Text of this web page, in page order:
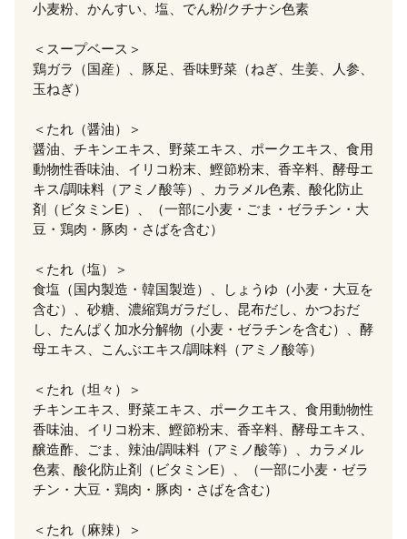
小麦粉、かんすい、塩、でん粉/クチナシ色素
＜スープベース＞
鶏ガラ（国産）、豚足、香味野菜（ねぎ、生姜、人参、
玉ねぎ）
＜たれ（醤油）＞
醤油、チキンエキス、野菜エキス、ポークエキス、食用
動物性香味油、イリコ粉末、鰹節粉末、香辛料、酵母エ
キス/調味料（アミノ酸等）、カラメル色素、酸化防止
剤（ビタミンE）、（一部に小麦・ごま・ゼラチン・大
豆・鶏肉・豚肉・さばを含む）
＜たれ（塩）＞
食塩（国内製造・韓国製造）、しょうゆ（小麦・大豆を
含む）、砂糖、濃縮鶏ガラだし、昆布だし、かつおだ
し、たんぱく加水分解物（小麦・ゼラチンを含む）、酵
母エキス、こんぶエキス/調味料（アミノ酸等）
＜たれ（坦々）＞
チキンエキス、野菜エキス、ポークエキス、食用動物性
香味油、イリコ粉末、鰹節粉末、香辛料、酵母エキス、
醸造酢、ごま、辣油/調味料（アミノ酸等）、カラメル
色素、酸化防止剤（ビタミンE）、（一部に小麦・ゼラ
チン・大豆・鶏肉・豚肉・さばを含む）
＜たれ（麻辣）＞